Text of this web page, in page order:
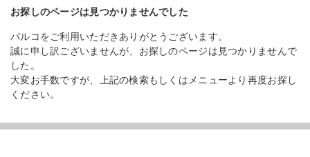
お探しのページは見つかりませんでした
パルコをご利用いただきありがとうございます。
誠に申し訳ございませんが、お探しのページは見つかりませんで
した。
大変お手数ですが、上記の検索もしくはメニューより再度お探し
ください。